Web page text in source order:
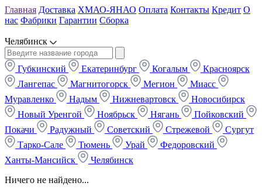
Главная Доставка ХМАО-ЯНАО Оплата Контакты Кредит О
нас Фабрики Гарантии Сборка
Челябинск
Губкинский Екатеринбург Когалым
Красноярск
Лангепас
Магнитогорск Мегион
Миасс
Муравленко
Надым Нижневартовск
Новосибирск
Новый Уренгой
Ноябрьск Нягань
Пойковский
Покачи
Радужный Советский Стрежевой
Сургут
Тарко-Сале
Тюмень Урай
Федоровский
Ханты-Мансийск
Челябинск
Ничего не найдено...